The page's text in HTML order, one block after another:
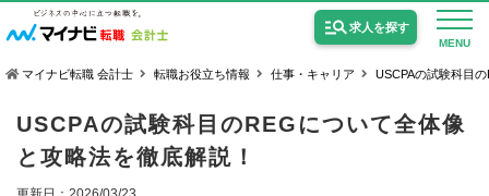
MENU
求人を探す
マイナビ転職 会計士 転職お役立ち情報 仕事・キャリア USCPAの試験科目
USCPAの試験科目のREGについて全体像
と攻略法を徹底解説！